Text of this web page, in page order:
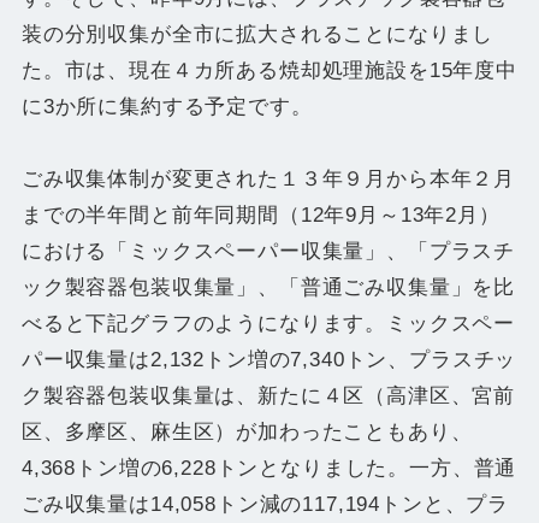
装の分別収集が全市に拡大されることになりまし
た。市は、現在４カ所ある焼却処理施設を15年度中
に3か所に集約する予定です。
ごみ収集体制が変更された１３年９月から本年２月
までの半年間と前年同期間（12年9月～13年2月）
における「ミックスペーパー収集量」、「プラスチ
ック製容器包装収集量」、「普通ごみ収集量」を比
べると下記グラフのようになります。ミックスペー
パー収集量は2,132トン増の7,340トン、プラスチッ
ク製容器包装収集量は、新たに４区（高津区、宮前
区、多摩区、麻生区）が加わったこともあり、
4,368トン増の6,228トンとなりました。一方、普通
ごみ収集量は14,058トン減の117,194トンと、プラ